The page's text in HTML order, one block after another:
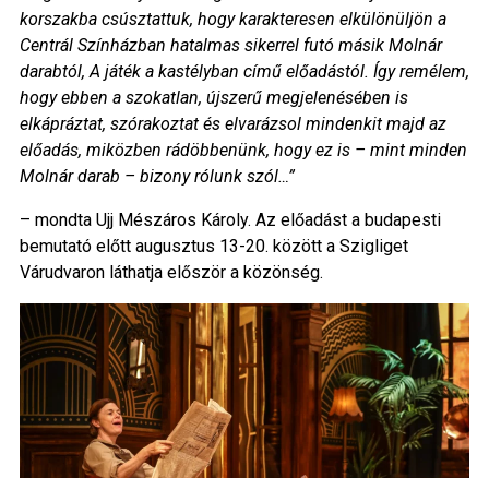
korszakba csúsztattuk, hogy karakteresen elkülönüljön a
Centrál Színházban hatalmas sikerrel futó másik Molnár
darabtól, A játék a kastélyban című előadástól. Így remélem,
hogy ebben a szokatlan, újszerű megjelenésében is
elkápráztat, szórakoztat és elvarázsol mindenkit majd az
előadás, miközben rádöbbenünk, hogy ez is – mint minden
Molnár darab – bizony rólunk szól…”
– mondta Ujj Mészáros Károly. Az előadást a budapesti
bemutató előtt augusztus 13-20. között a Szigliget
Várudvaron láthatja először a közönség.